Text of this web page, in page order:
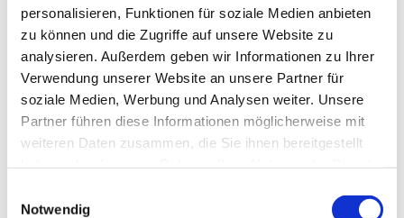
personalisieren, Funktionen für soziale Medien anbieten
zu können und die Zugriffe auf unsere Website zu
analysieren. Außerdem geben wir Informationen zu Ihrer
Verwendung unserer Website an unsere Partner für
soziale Medien, Werbung und Analysen weiter. Unsere
Partner führen diese Informationen möglicherweise mit
weiteren Daten zusammen, die Sie ihnen bereitgestellt
Notwendig